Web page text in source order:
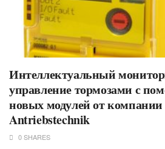
Интеллектуальный
управление тормозами с
новых модулей от
Antriebstechnik
0 SHARES